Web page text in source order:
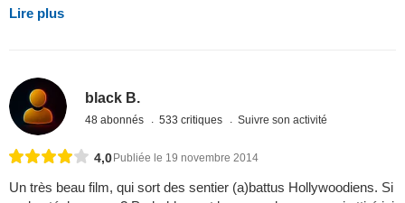
Lire plus
black B.
48 abonnés 533 critiques Suivre son activité
4,0 Publiée le 19 novembre 2014
Un très beau film, qui sort des sentier (a)battus Hollywoodiens. Si